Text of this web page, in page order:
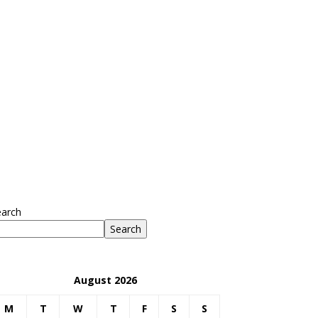
Search
August 2026
M T W T F S S